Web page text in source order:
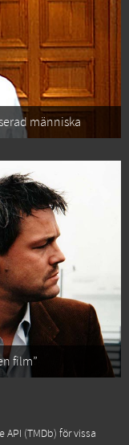
människa
film”
API (TMDb) för vissa